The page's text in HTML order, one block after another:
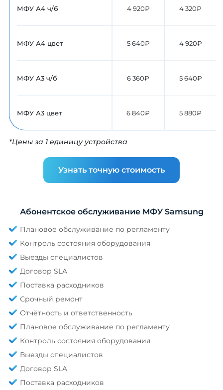
МФУ А4 ч/б
МФУ А4 цвет
МФУ А3 ч/б
МФУ А3 цвет
4 920₽
5 640₽
6 360₽
6 840₽
4 320₽
4 920₽
5 640₽
5 880₽
*Цены за 1 единицу устройства
Узнать точную стоимость
Абонентское обслуживание МФУ Samsung
Плановое обслуживание по регламенту
Контроль состояния оборудования
Выезды специалистов
Договор SLA
Поставка расходников
Срочный ремонт
Отчётность и ответственность
Плановое обслуживание по регламенту
Контроль состояния оборудования
Выезды специалистов
Договор SLA
Поставка расходников